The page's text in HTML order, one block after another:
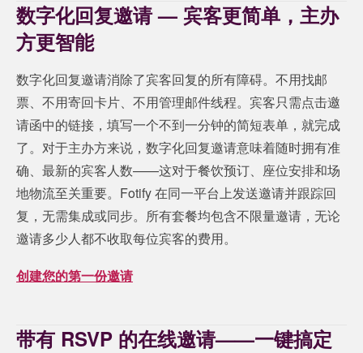
数字化回复邀请 — 宾客更简单，主办
方更智能
数字化回复邀请消除了宾客回复的所有障碍。不用找邮
票、不用寄回卡片、不用管理邮件线程。宾客只需点击邀
请函中的链接，填写一个不到一分钟的简短表单，就完成
了。对于主办方来说，数字化回复邀请意味着随时拥有准
确、最新的宾客人数——这对于餐饮预订、座位安排和场
地物流至关重要。Fotify 在同一平台上发送邀请并跟踪回
复，无需集成或同步。所有套餐均包含不限量邀请，无论
邀请多少人都不收取每位宾客的费用。
创建您的第一份邀请
带有 RSVP 的在线邀请——一键搞定